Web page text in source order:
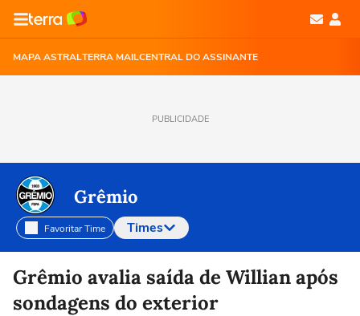
MAPA ASTRALTERRA MAILCENTRAL DO ASSINANTE
PUBLICIDADE
Grêmio
Favoritar Time Times
Selecione o time para ver as notícias
Grêmio avalia saída de Willian após
sondagens do exterior